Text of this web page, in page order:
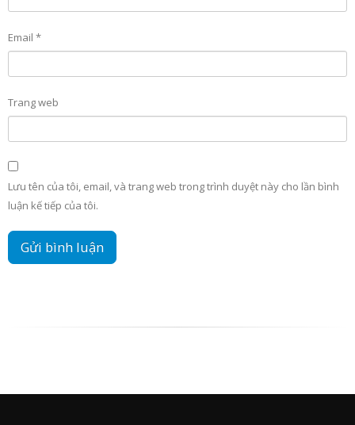
Email *
Trang web
Lưu tên của tôi, email, và trang web trong trình duyệt này cho lần bình
luận kế tiếp của tôi.